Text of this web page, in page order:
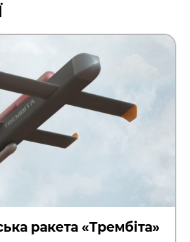
ракета «Трембіта»